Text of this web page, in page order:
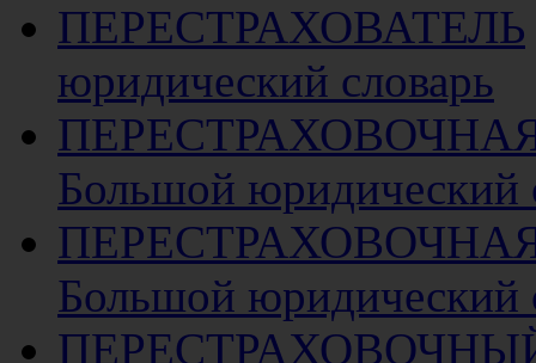
ПЕРЕСТРАХОВАТЕЛЬ
юридический словарь
Большой юридический
Большой юридический